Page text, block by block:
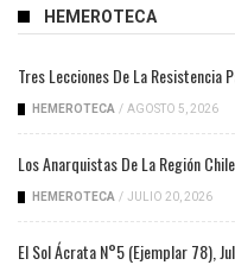
HEMEROTECA
Tres Lecciones De La Resistencia
HEMEROTECA / AGOSTO 5, 2026
Los Anarquistas De La Región
HEMEROTECA / JULIO 20, 2026
El Sol Ácrata N°5 (ejemplar 78),